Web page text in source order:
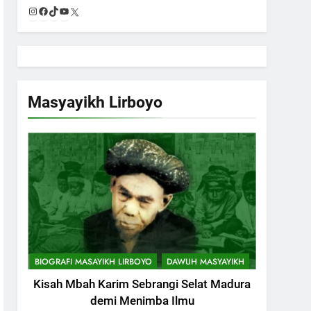
Instagram
Facebook
TikTokYouTube
Masyayikh Lirboyo
BIOGRAFI MASAYIKH LIRBOYO DAWUH MASYAYIKH
Kisah Mbah Karim Sebrangi Selat Madura
demi Menimba Ilmu
744
Himasal Semen Sumbang
Pembangunan Kantor
Himasal
POJOK LIRBOYO
745
Delegasi MQK Kota Kediri